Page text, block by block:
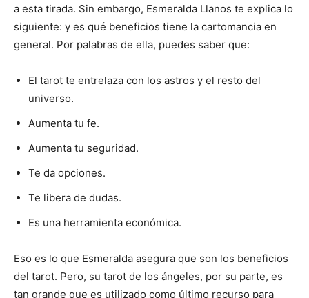
a esta tirada. Sin embargo, Esmeralda Llanos te explica lo
siguiente: y es qué beneficios tiene la cartomancia en
general. Por palabras de ella, puedes saber que:
El tarot te entrelaza con los astros y el resto del
universo.
Aumenta tu fe.
Aumenta tu seguridad.
Te da opciones.
Te libera de dudas.
Es una herramienta económica.
Eso es lo que Esmeralda asegura que son los beneficios
del tarot. Pero, su tarot de los ángeles, por su parte, es
tan grande que es utilizado como último recurso para